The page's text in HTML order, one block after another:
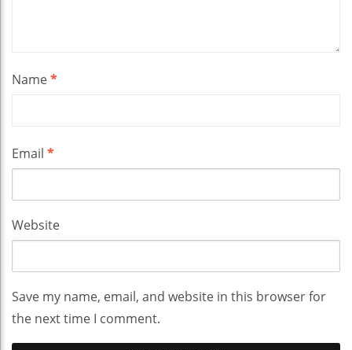
Name*
Email *
Website
Save my name, email, and website in this browser for
the next time I comment.